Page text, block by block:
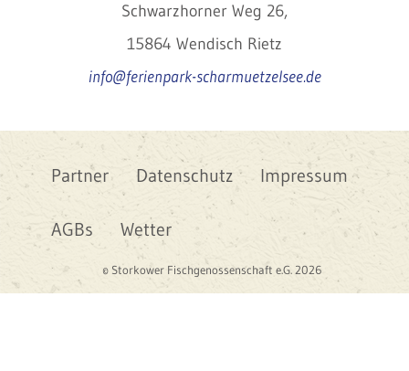
Schwarzhorner Weg 26,
15864 Wendisch Rietz
info@ferienpark-scharmuetzelsee.de
Partner Datenschutz Impressum
AGBs Wetter
© Storkower Fischgenossenschaft e.G. 2026